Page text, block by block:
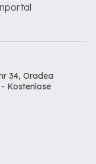
34, Oradea
Kostenlose